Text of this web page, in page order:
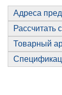
Адреса
Рассчитать
Товарный